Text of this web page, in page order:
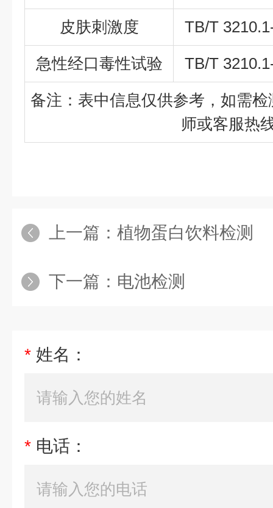
皮肤刺激度
TB/T
急性经口毒性试验
TB/T
备注：表中信息仅供参考，如需
师或客服热
上一篇： 植物蛋白饮料检测
下一篇： 电池检测
* 姓名：
* 电话：